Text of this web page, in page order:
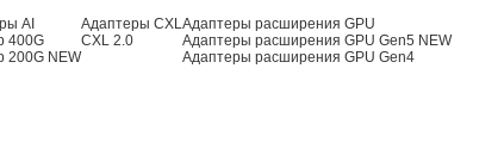
AI
400G
200G NEW
Адаптеры CXL
CXL 2.0
Адаптеры расширения GPU
Адаптеры расширения GPU Gen5 NEW
Адаптеры расширения GPU Gen4